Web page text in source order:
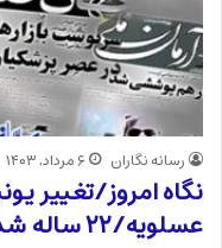
رسانه نگاران ۶ مرداد, ۱۴۰۳
نگاه امروز/تغییر
عسلویه/۲۲ ساله شدن یک هفته نامه